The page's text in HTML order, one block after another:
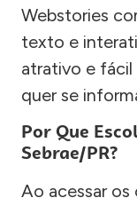
Webstories
texto e
atrativo e fácil
quer se
Por Que
Sebrae/PR?
Ao acessar